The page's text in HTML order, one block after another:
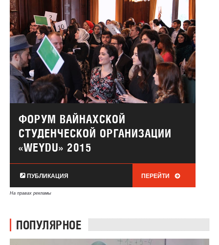
ФОРУМ ВАЙНАХСКОЙ
СТУДЕНЧЕСКОЙ ОРГАНИЗАЦИИ
«WEYDU» 2015
ПУБЛИКАЦИЯ ПЕРЕЙТИ
На правах рекламы
ПОПУЛЯРНОЕ